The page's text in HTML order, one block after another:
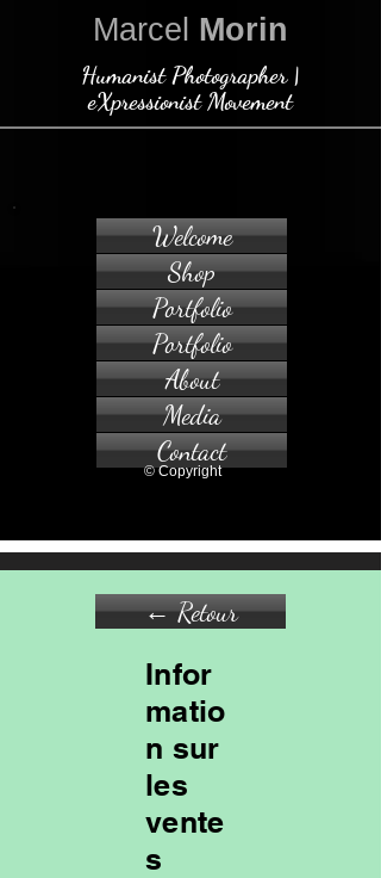
Marcel Morin
Humanist Photographer |
eXpressionist Movement
Welcome
Shop
Portfolio
Portfolio
About
Media
Contact
© Copyright
← Retour
Infor
matio
n sur
les
vente
s